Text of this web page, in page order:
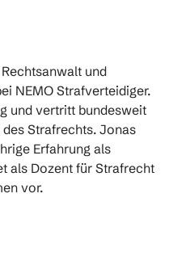
und
NEMO Strafverteidiger.
und vertritt bundesweit
Strafrechts. Jonas
Erfahrung als
als Dozent für Strafrecht
vor.